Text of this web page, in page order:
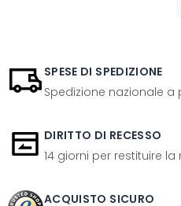
SPESE DI SPEDIZIONE
Spedizione nazionale a
DIRITTO DI RECESSO
14 giorni per restituire la
ACQUISTO SICURO